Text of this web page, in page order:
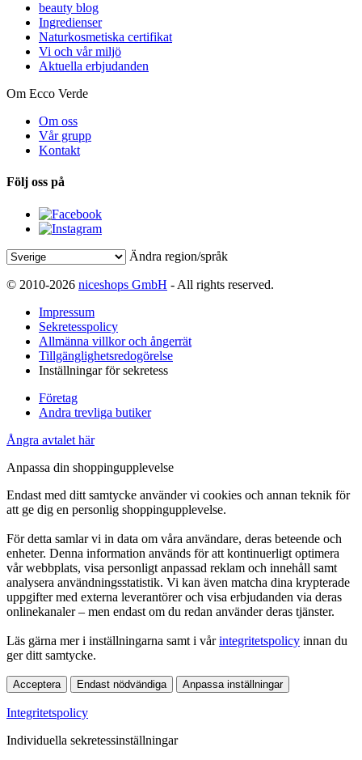
beauty blog
Ingredienser
Naturkosmetiska certifikat
Vi och vår miljö
Aktuella erbjudanden
Om Ecco Verde
Om oss
Vår grupp
Kontakt
Följ oss på
Ändra region/språk
© 2010-2026 niceshops GmbH - All rights reserved.
Impressum
Sekretesspolicy
Allmänna villkor och ångerrät
Tillgänglighetsredogörelse
Inställningar för sekretess
Företag
Andra trevliga butiker
Ångra avtalet här
Anpassa din shoppingupplevelse
Endast med ditt samtycke använder vi cookies och annan teknik för
att ge dig en personlig shoppingupplevelse.
För detta samlar vi in data om våra användare, deras beteende och
enheter. Denna information används för att kontinuerligt optimera
vår webbplats, visa personligt anpassad reklam och innehåll samt
analysera användningsstatistik. Vi kan även matcha dina krypterade
uppgifter med externa leverantörer och visa erbjudanden via deras
onlinekanaler – men endast om du redan använder deras tjänster.
Läs gärna mer i inställningarna samt i vårintegritetspolicy innan du
ger ditt samtycke.
Acceptera Endast nödvändiga Anpassa inställningar
Integritetspolicy
Individuella sekretessinställningar